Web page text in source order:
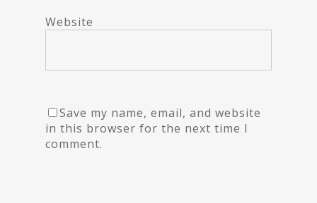
Website
Save my name, email, and website
in this browser for the next time I
comment.